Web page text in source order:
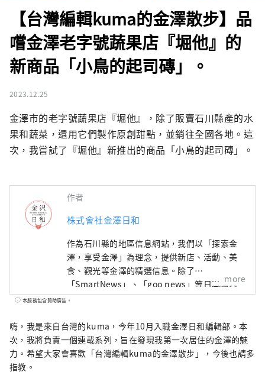
【台灣編輯kuma的金澤散步】品
嚐金澤老字號蔬果店『堀他』的
新商品「小鳥的起司磚」。
2023.12.25
金澤市的老字號蔬果店『堀他』，除了販賣石川縣產的水
果和蔬菜，還用它們製作原創甜點，並銷往全國各地。這
次，我嘗試了『堀他』新推出的商品「小鳥的起司磚」。
作者
株式會社金澤日和
作為石川縣的地區信息網站，我們以「探索金
澤，享受金澤」為理念，提供新店、活動、美
食、觀光等金澤的精選信息。除了
「SmartNews」、「goo news」等日本國內
媒體外，我們還與中國、台灣、香港、泰國、
的魅力。
more
本服務包含贊助廣告。
嗨，我是來自台灣的kuma，今年10月入職金澤日和編輯部。本
次，我將負責一個連載系列，旨在發現我第一次居住的金澤的魅
力。希望大家會喜歡「台灣編輯kuma的金澤散步」，今後也請多
指教。